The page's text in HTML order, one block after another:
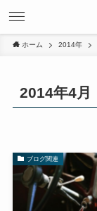
ホーム 2014年
2014年4月
ブログ関連